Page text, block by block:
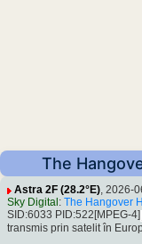
The
Astra 2F (28.2°E), 2026-
Sky Digital : The Hangover
SID:6033 PID:522[MPEG-4]
transmis prin satelit în